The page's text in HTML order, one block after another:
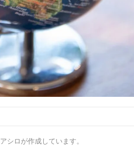
シロが作成しています。